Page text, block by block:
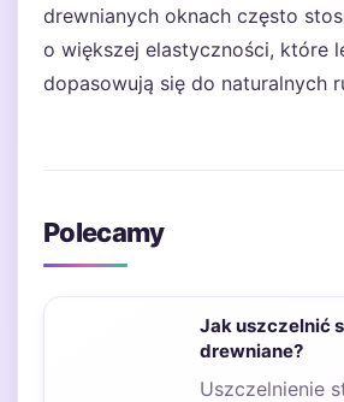
drewnianych oknach często
o większej elastyczności, które
dopasowują się do naturalnych
Polecamy
Jak uszczelnić
drewniane?
Uszczelnienie